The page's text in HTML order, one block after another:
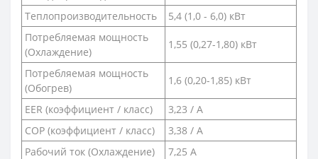
Теплопроизводительность
5,4 (1,0 - 6,0) кВт
Потребляемая мощность
(Охлаждение)
1,55 (0,27-1,80) кВт
Потребляемая мощность
(Обогрев)
1,6 (0,20-1,85) кВт
EER (коэффициент / класс)
3,23 / А
COP (коэффициент / класс)
3,38 / А
Рабочий ток (Охлаждение)
7,25 A